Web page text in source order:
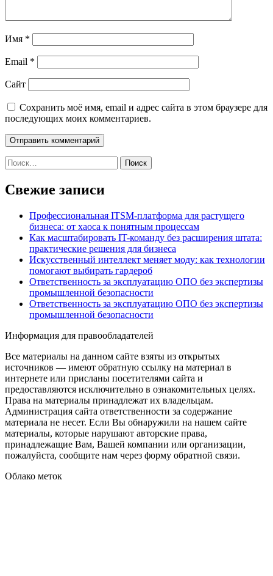
Имя *
Email *
Сайт
Сохранить моё имя, email и адрес сайта в этом браузере для
последующих моих комментариев.
Найти:
Свежие записи
Профессиональная ITSM-платформа для растущего
бизнеса: от хаоса к понятным процессам
Как масштабировать IT-команду без расширения штата:
практические решения для бизнеса
Искусственный интеллект меняет моду: как технологии
помогают выбирать гардероб
Ответственность за эксплуатацию ОПО без экспертизы
промышленной безопасности
Ответственность за эксплуатацию ОПО без экспертизы
промышленной безопасности
Информация для правообладателей
Все материалы на данном сайте взяты из открытых
источников — имеют обратную ссылку на материал в
интернете или присланы посетителями сайта и
предоставляются исключительно в ознакомительных целях.
Права на материалы принадлежат их владельцам.
Администрация сайта ответственности за содержание
материала не несет. Если Вы обнаружили на нашем сайте
материалы, которые нарушают авторские права,
принадлежащие Вам, Вашей компании или организации,
пожалуйста, сообщите нам через форму обратной связи.
Облако меток